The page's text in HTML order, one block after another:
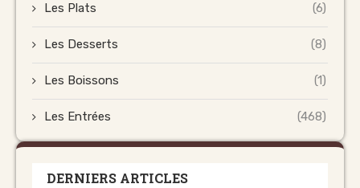
Les Plats (6)
Les Desserts (8)
Les Boissons (1)
Les Entrées (468)
DERNIERS ARTICLES